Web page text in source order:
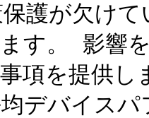
護が欠けて
す。 影響
項を提供し
デバイスパ